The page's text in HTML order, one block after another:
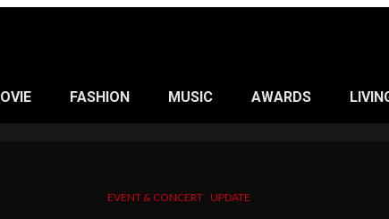
FASHION MUSIC AWARDS
EVENT & CONCERT UPDATE